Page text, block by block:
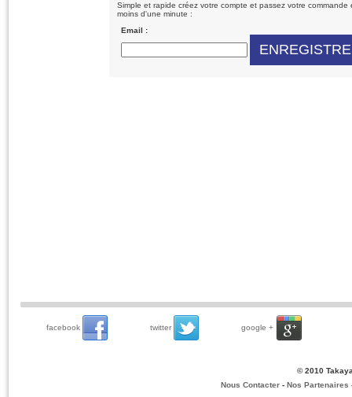
Simple et rapide créez votre compte et passez votre commande
moins d'une minute :
Email :
facebook twitter google +
© 2010
Nous Contacter - Nos Partenaires